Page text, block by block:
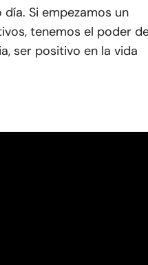
Si empezamos un
tenemos el poder
ser positivo en la vida